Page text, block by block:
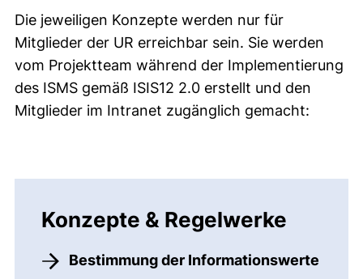
Die jeweiligen Konzepte werden nur für
Mitglieder der UR erreichbar sein. Sie werden
vom Projektteam während der Implementierung
des ISMS gemäß ISIS12 2.0 erstellt und den
Mitglieder im Intranet zugänglich gemacht:
Konzepte & Regelwerke
Bestimmung der Informationswerte